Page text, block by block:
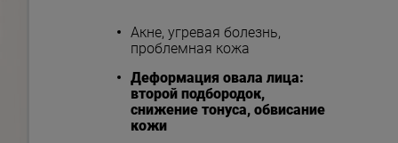
Акне, угревая болезнь,
проблемная кожа
Деформация овала лица:
второй подбородок,
снижение тонуса, обвисание
кожи